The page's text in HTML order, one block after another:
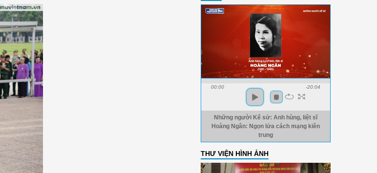
00:00 -20:04
Những người Kể sử: Anh hùng, liệt sĩ
Hoàng Ngân: Ngọn lửa cách mạng kiên
trung
THƯ VIỆN HÌNH ẢNH